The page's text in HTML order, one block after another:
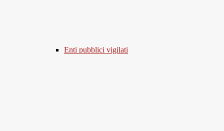
Enti pubblici vigilati